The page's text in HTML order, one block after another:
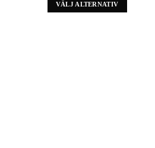
VÄLJ ALTERNATIV